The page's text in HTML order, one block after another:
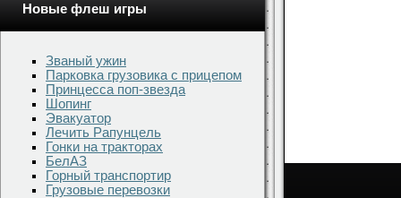
Новые флеш игры
Званый ужин
Парковка грузовика с прицепом
Принцесса поп-звезда
Шопинг
Эвакуатор
Лечить Рапунцель
Гонки на тракторах
БелАЗ
Горный транспортир
Грузовые перевозки